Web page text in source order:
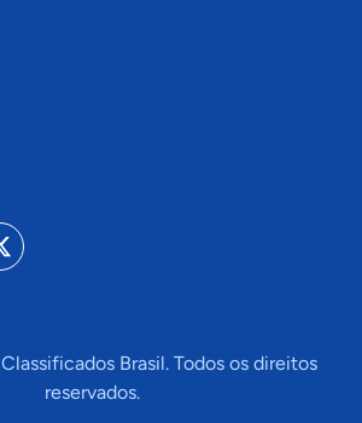
Classificados Brasil. Todos os direitos
reservados.